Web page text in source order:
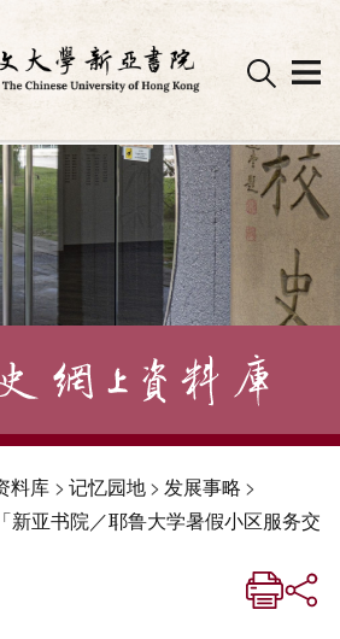
料库 > 记忆园地> 发展事略 >
新亚书院／耶鲁大学暑假小区服务交